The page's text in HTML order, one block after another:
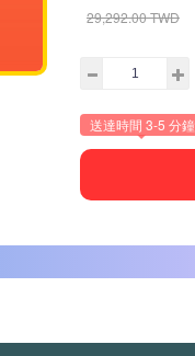
29,292.00TWD
送達時間 3-5 分鐘